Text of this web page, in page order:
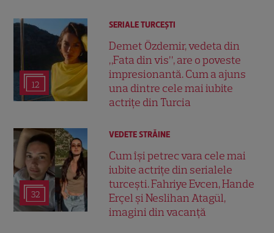
12
SERIALE TURCEŞTI
Demet Özdemir, vedeta din
„Fata din vis”, are o poveste
impresionantă. Cum a ajuns
una dintre cele mai iubite
actrițe din Turcia
32
VEDETE STRĂINE
Cum își petrec vara cele mai
iubite actrițe din serialele
turcești. Fahriye Evcen, Hande
Erçel și Neslihan Atagül,
imagini din vacanță